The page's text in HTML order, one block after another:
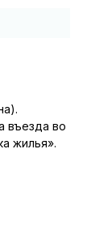
въезда во
жилья».